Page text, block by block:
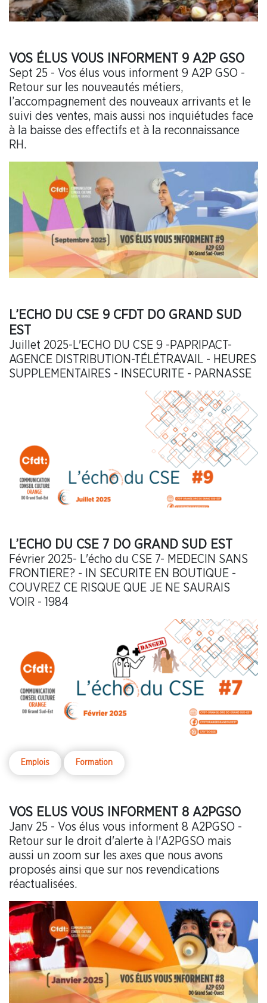
VOS ÉLUS VOUS INFORMENT 9 A2P GSO
Sept 25 - Vos élus vous informent 9 A2P GSO -
Retour sur les nouveautés métiers,
l’accompagnement des nouveaux arrivants et le
suivi des ventes, mais aussi nos inquiétudes face
à la baisse des effectifs et à la reconnaissance
RH.
L’ECHO DU CSE 9 CFDT DO GRAND SUD
EST
Juillet 2025-L'ECHO DU CSE 9 -PAPRIPACT-
AGENCE DISTRIBUTION-TÉLÉTRAVAIL - HEURES
SUPPLEMENTAIRES - INSECURITE - PARNASSE
L’ECHO DU CSE 7 DO GRAND SUD EST
Février 2025- L'écho du CSE 7- MEDECIN SANS
FRONTIERE? - IN SECURITE EN BOUTIQUE -
COUVREZ CE RISQUE QUE JE NE SAURAIS
VOIR - 1984
Emplois Formation
VOS ELUS VOUS INFORMENT 8 A2PGSO
Janv 25 - Vos élus vous informent 8 A2PGSO -
Retour sur le droit d'alerte à l'A2PGSO mais
aussi un zoom sur les axes que nous avons
proposés ainsi que sur nos revendications
réactualisées.